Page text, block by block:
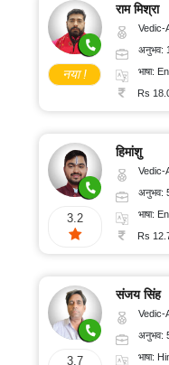
नया !
राम मिश्रा
Vedic-
अनुभव:
भाषा:
Rs
3.2
हिमांशु
Vedic-
अनुभव:
भाषा:
Rs
3.7
संजय सिंह
Vedic-
अनुभव:
भाषा: